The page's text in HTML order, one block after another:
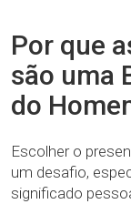
Por que
são uma
do
Escolher o
um desafio,
significado